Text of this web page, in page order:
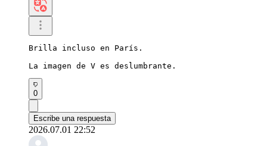
Brilla incluso en París.
La imagen de V es deslumbrante.
0
Escribe una respuesta
2026.07.01 22:52